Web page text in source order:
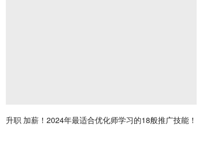
升职 加薪！2024年最适合优化师学习的18般推广技能！